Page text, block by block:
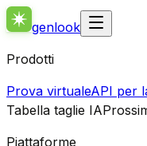
genlook
Prodotti
Prova virtualeAPI per
Tabella taglie IA
Piattaforme